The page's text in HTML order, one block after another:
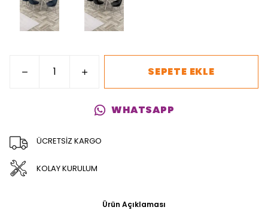
SEPETE EKLE
WHATSAPP
ÜCRETSİZ KARGO
KOLAY KURULUM
Ürün Açıklaması